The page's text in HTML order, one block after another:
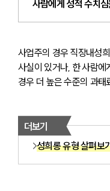
사람에게 성적 수치
사업주의 경우 직장내성
사실이 있거나, 한 사람에
경우 더 높은 수준의 과태
더보기
성희롱 유형 살펴보